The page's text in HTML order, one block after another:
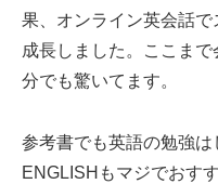
果、オンライン英会話
成長しました。ここま
分でも驚いてます。
参考書でも英語の勉強は
ENGLISHもマジでおすす